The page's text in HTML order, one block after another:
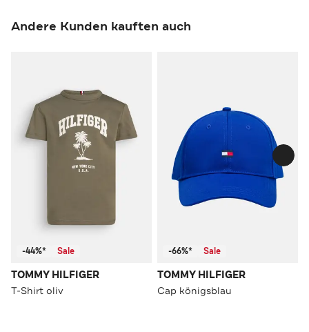
Andere Kunden kauften auch
-44%* Sale
TOMMY HILFIGER
T-Shirt oliv
-66%* Sale
TOMMY HILFIGER
Cap königsblau